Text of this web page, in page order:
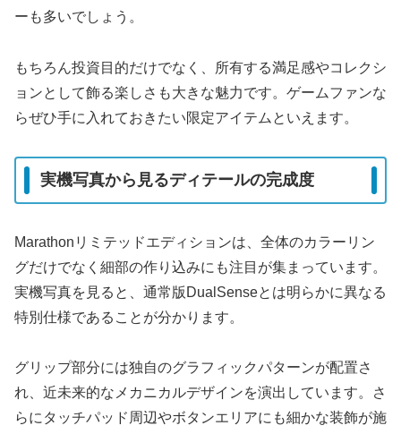
ーも多いでしょう。
もちろん投資目的だけでなく、所有する満足感やコレクシ
ョンとして飾る楽しさも大きな魅力です。ゲームファンな
らぜひ手に入れておきたい限定アイテムといえます。
実機写真から見るディテールの完成度
Marathonリミテッドエディションは、全体のカラーリン
グだけでなく細部の作り込みにも注目が集まっています。
実機写真を見ると、通常版DualSenseとは明らかに異なる
特別仕様であることが分かります。
グリップ部分には独自のグラフィックパターンが配置さ
れ、近未来的なメカニカルデザインを演出しています。さ
らにタッチパッド周辺やボタンエリアにも細かな装飾が施